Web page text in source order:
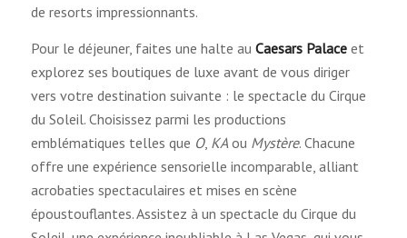
de resorts impressionnants.
Pour le déjeuner, faites une halte au Caesars Palaceet
explorez ses boutiques de luxe avant de vous diriger
vers votre destination suivante : le spectacle du Cirque
du Soleil. Choisissez parmi les productions
emblématiques telles que O, KAou Mystère. Chacune
offre une expérience sensorielle incomparable, alliant
acrobaties spectaculaires et mises en scène
époustouflantes. Assistez à un spectacle du Cirque du